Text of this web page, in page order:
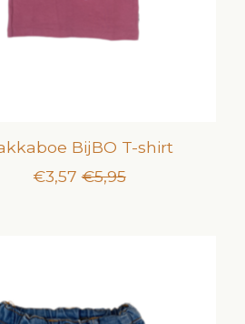
BijBO T-shirt
€3,57 €5,95